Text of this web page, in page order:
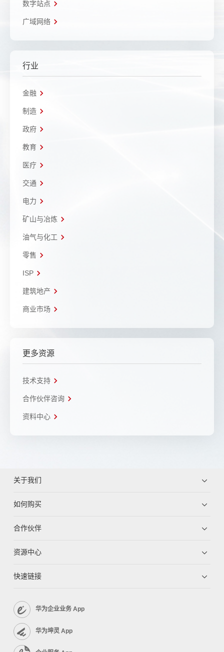
数字站点
广域网络
行业
金融
制造
政府
教育
医疗
交通
电力
矿山与冶炼
油气与化工
零售
ISP
建筑地产
商业市场
更多资源
技术支持
合作伙伴咨询
资料中心
关于我们
如何购买
合作伙伴
资源中心
快速链接
华为企业业务 App
华为坤灵 App